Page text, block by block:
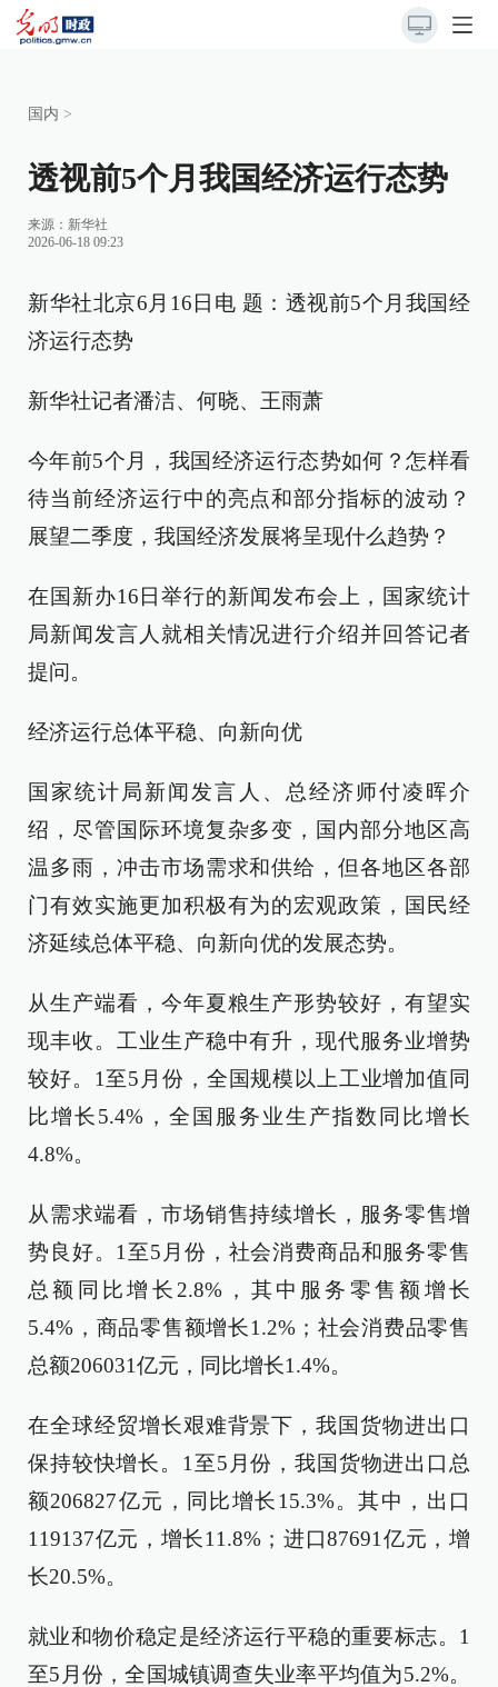
国内 >
透视前5个月我国经济运行态势
来源： 新华社
2026-06-18 09:23
新华社北京6月16日电 题：透视前5个月我国经
济运行态势
新华社记者潘洁、何晓、王雨萧
今年前5个月，我国经济运行态势如何？怎样看
待当前经济运行中的亮点和部分指标的波动？
展望二季度，我国经济发展将呈现什么趋势？
在国新办16日举行的新闻发布会上，国家统计
局新闻发言人就相关情况进行介绍并回答记者
提问。
经济运行总体平稳、向新向优
国家统计局新闻发言人、总经济师付凌晖介
绍，尽管国际环境复杂多变，国内部分地区高
温多雨，冲击市场需求和供给，但各地区各部
门有效实施更加积极有为的宏观政策，国民经
济延续总体平稳、向新向优的发展态势。
从生产端看，今年夏粮生产形势较好，有望实
现丰收。工业生产稳中有升，现代服务业增势
较好。1至5月份，全国规模以上工业增加值同
比增长5.4%，全国服务业生产指数同比增长
4.8%。
从需求端看，市场销售持续增长，服务零售增
势良好。1至5月份，社会消费商品和服务零售
总额同比增长2.8%，其中服务零售额增长
5.4%，商品零售额增长1.2%；社会消费品零售
总额206031亿元，同比增长1.4%。
在全球经贸增长艰难背景下，我国货物进出口
保持较快增长。1至5月份，我国货物进出口总
额206827亿元，同比增长15.3%。其中，出口
119137亿元，增长11.8%；进口87691亿元，增
长20.5%。
就业和物价稳定是经济运行平稳的重要标志。1
至5月份，全国城镇调查失业率平均值为5.2%。